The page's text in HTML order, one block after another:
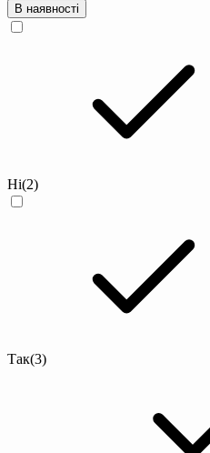
В наявності
Ні(2)
Так(3)